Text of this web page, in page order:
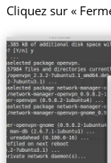
Cliquez sur «